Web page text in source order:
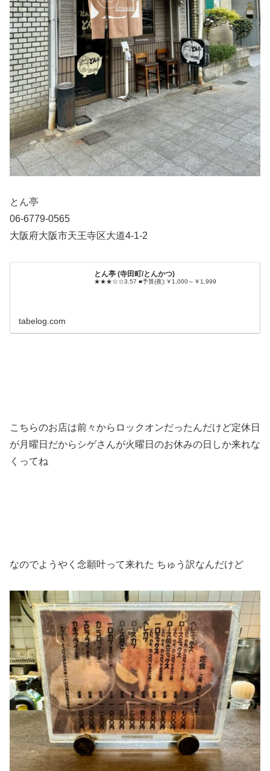
とん亭
06-6779-0565
大阪府大阪市天王寺区大道4-1-2
とん亭 (寺田町/とんかつ)
★★★☆☆3.57 ■予算(夜):￥1,000～￥1,999
tabelog.com
こちらのお店は前々からロックオンだったんだけど定休日
が月曜日だからシゲさんが火曜日のお休みの日しか来れな
くってね
なのでようやく念願叶って来れた ちゅう訳なんだけど